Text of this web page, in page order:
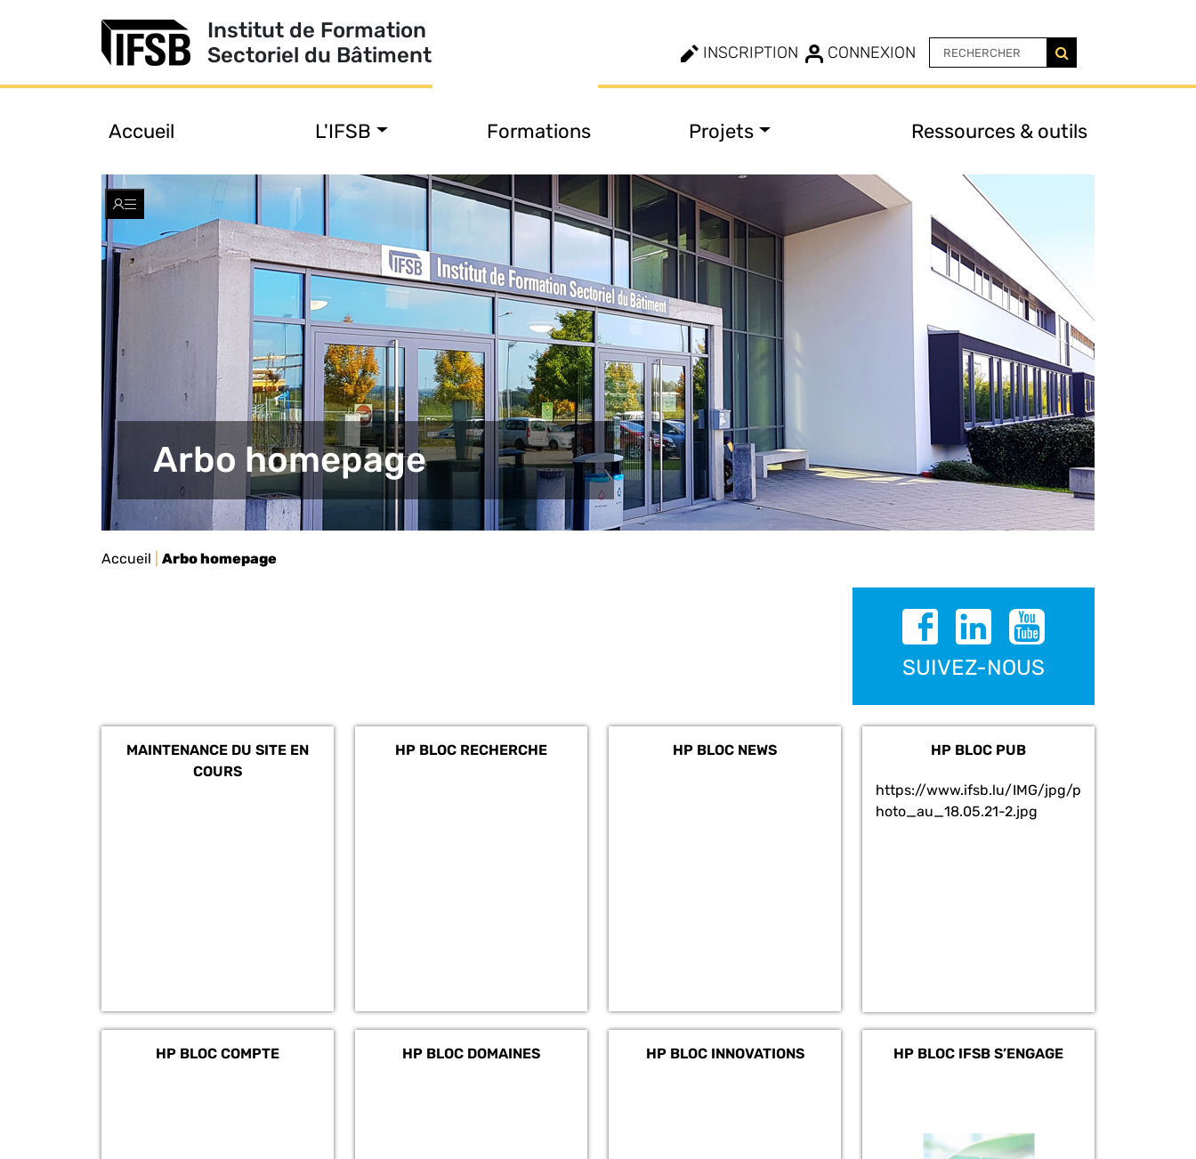
Institut de Formation
Sectoriel du Bâtiment
INSCRIPTION CONNEXION
Accueil L'IFSB Formations Projets Ressources & outils
Toggle
navigation
Arbo homepage
Accueil Arbo homepage
SUIVEZ-NOUS
MAINTENANCE DU SITE EN
COURS
HP BLOC RECHERCHE HP BLOC NEWS HP BLOC PUB
https://www.ifsb.lu/IMG/jpg/p
hoto_au_18.05.21-2.jpg
HP BLOC COMPTE HP BLOC DOMAINES HP BLOC INNOVATIONS HP BLOC IFSB S’ENGAGE